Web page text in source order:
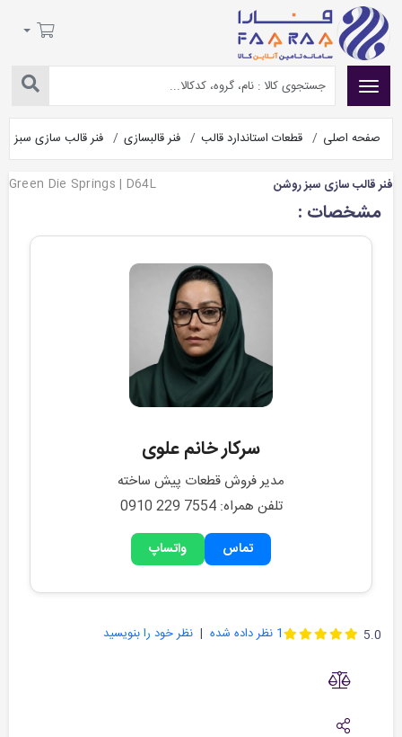
صفحه اصلی قطعات استاندارد قالب فنر قالبسازی فنر قالب سازی سبز
فنر قالب سازی سبز روشن Green Die Springs | D64L
مشخصات :
سرکار خانم علوی
مدیر فروش قطعات پیش ساخته
تلفن همراه: 0910 229 7554
تماس واتساپ
5.0
1 نظر داده شده نظر خود را بنویسید